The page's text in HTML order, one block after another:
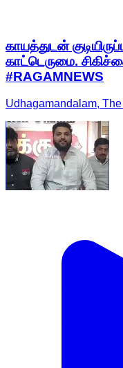
காயத்துடன்
காட்டெருமை.
#RAGAMNEWS
Udhagamandalam,